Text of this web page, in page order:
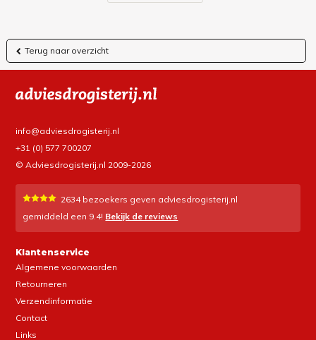
Terug naar overzicht
info@adviesdrogisterij.nl
+31 (0) 577 700207
© Adviesdrogisterij.nl 2009-2026
2634bezoekers geven adviesdrogisterij.nl
gemiddeld een 9.4! Bekijk de reviews
Klantenservice
Algemene voorwaarden
Retourneren
Verzendinformatie
Contact
Links